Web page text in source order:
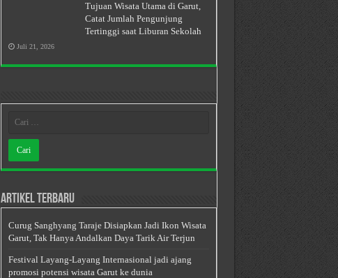
Tujuan Wisata Utama di Garut,
Catat Jumlah Pengunjung
Tertinggi saat Liburan Sekolah
Juli 21, 2026
Artikel Terbaru
Curug Sanghyang Taraje Disiapkan Jadi Ikon Wisata
Garut, Tak Hanya Andalkan Daya Tarik Air Terjun
Festival Layang-Layang Internasional jadi ajang
promosi potensi wisata Garut ke dunia